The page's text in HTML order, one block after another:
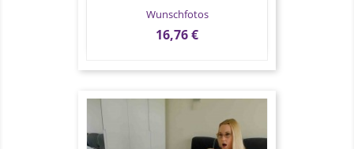
Wunschfotos
Preis
16,76 €